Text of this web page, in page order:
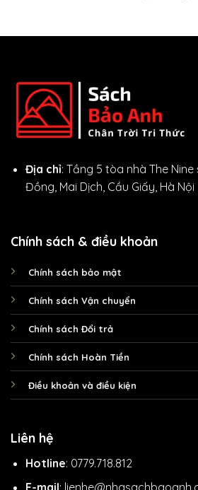
Địa chỉ: Tầng 5 tòa nhà The Nine
Đồng, Mai Dịch, Cầu Giấy, Hà Nội
Chính sách & điều khoản
Chính sách bảo mật
Chính sách Vận chuyển
Chính sách Đổi trả
Chính sách Hoàn Tiền
Điều khoản và điều kiện
Liên hệ
Hotline: 0779.718.812